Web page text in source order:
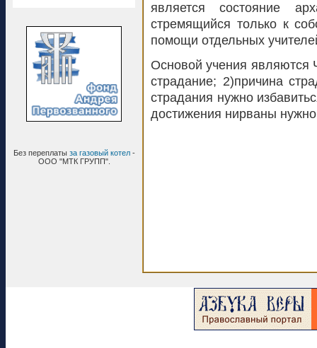
Без переплаты за газовый котел-
ООО "МТК ГРУПП".
является состояние
стремящийся только к
помощи отдельных
Основой учения являются
страдание; 2)причина
страдания нужно
достижения нирваны